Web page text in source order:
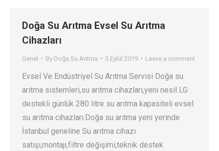
Doğa Su Arıtma Evsel Su Arıtma
Cihazları
Genel By Doğa Su Arıtma 3 Eylül 2019 Leave a comment
Evsel Ve Endüstriyel Su Arıtma Servisi Doğa su
arıtma sistemleri,su arıtma cihazları,yeni nesil LG
destekli günlük 280 litre su arıtma kapasiteli evsel
su arıtma cihazları.Doğa su arıtma yeni yerinde
İstanbul geneline Su arıtma cihazı
satışı,montajı,filtre değişimi,teknik destek